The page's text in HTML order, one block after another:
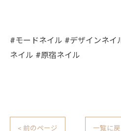
#モードネイル #デザインネイ
ネイル #原宿ネイル
< 前のページ 一覧に戻